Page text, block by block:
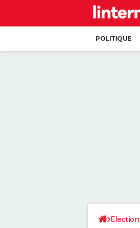
POLITIQUE